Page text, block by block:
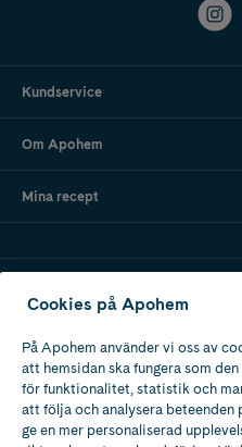
Kundservice
Om Apohem
Mina recept
Apotek med tillstånd
av Läkemedelsverket
Cookies på Apohem
På Apohem använder vi oss av
att hemsidan ska fungera som
för funktionalitet, statistik och
att följa och analysera beteenden
ge en mer personaliserad